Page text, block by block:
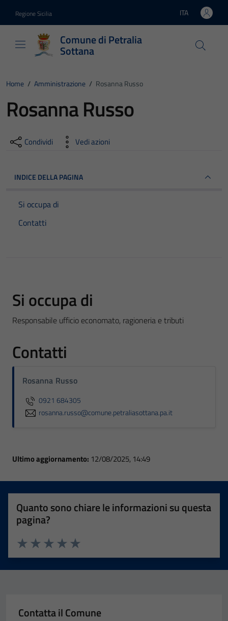
Regione Sicilia Lingua attiva:
ITA
Comune di Petralia
Sottana
Home / Amministrazione / Rosanna Russo
Rosanna Russo
Condividi Vedi azioni
INDICE DELLA PAGINA
Si occupa di
Contatti
Si occupa di
Responsabile ufficio economato, ragioneria e tributi
Contatti
Rosanna Russo
0921 684305
rosanna.russo@comune.petraliasottana.pa.it
Ultimo aggiornamento: 12/08/2025, 14:49
Quanto sono chiare le informazioni su questa
pagina?
Valuta 5 stelle su 5
Valuta 4 stelle su 5
Valuta 3 stelle su 5
Valuta 2 stelle su 5
Valuta 1 stelle su 5
Contatta il Comune